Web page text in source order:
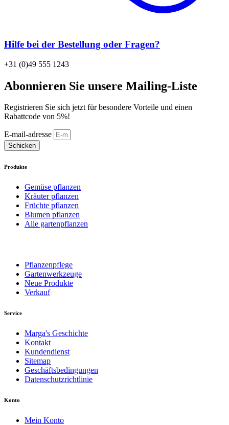
Hilfe bei der Bestellung oder Fragen?
+31 (0)49 555 1243
Abonnieren Sie unsere Mailing-Liste
Registrieren Sie sich jetzt für besondere Vorteile und einen
Rabattcode von 5%!
E-mail-adresse
Schicken
Produkte
Gemüse pflanzen
Kräuter pflanzen
Früchte pflanzen
Blumen pflanzen
Alle gartenpflanzen
Pflanzenpflege
Gartenwerkzeuge
Neue Produkte
Verkauf
Service
Marga's Geschichte
Kontakt
Kundendienst
Sitemap
Geschäftsbedingungen
Datenschutzrichtlinie
Konto
Mein Konto